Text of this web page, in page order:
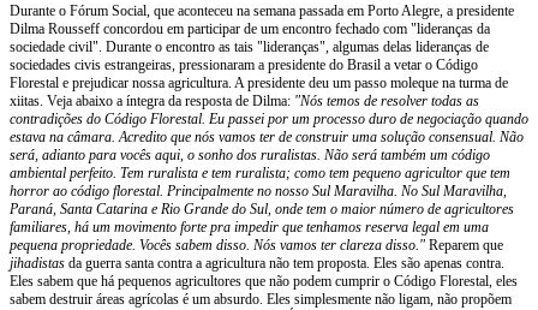
Durante o Fórum Social, que aconteceu na semana passada em Porto Alegre, a presidente
Dilma Rousseff concordou em participar de um encontro fechado com "lideranças da
sociedade civil". Durante o encontro as tais "lideranças", algumas delas lideranças de
sociedades civis estrangeiras, pressionaram a presidente do Brasil a vetar o Código
Florestal e prejudicar nossa agricultura. A presidente deu um passo moleque na turma de
xiitas. Veja abaixo a íntegra da resposta de Dilma: "Nós temos de resolver todas as
contradições do Código Florestal. Eu passei por um processo duro de negociação quando
estava na câmara. Acredito que nós vamos ter de construir uma solução consensual. Não
será, adianto para vocês aqui, o sonho dos ruralistas. Não será também um código
ambiental perfeito. Tem ruralista e tem ruralista; como tem pequeno agricultor que tem
horror ao código florestal. Principalmente no nosso Sul Maravilha. No Sul Maravilha,
Paraná, Santa Catarina e Rio Grande do Sul, onde tem o maior número de agricultores
familiares, há um movimento forte pra impedir que tenhamos reserva legal em uma
pequena propriedade. Vocês sabem disso. Nós vamos ter clareza disso." Reparem que
jihadistas da guerra santa contra a agricultura não tem proposta. Eles são apenas contra.
Eles sabem que há pequenos agricultores que não podem cumprir o Código Florestal, eles
sabem destruir áreas agrícolas é um absurdo. Eles simplesmente não ligam, não propõem